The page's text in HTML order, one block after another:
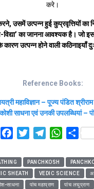
करे।
उसमें उत्पन्न हुई कुप्रवृत्तियों का
का जानना आवश्यक है। जो इस
कारण उत्पन्न होने वाली कठिनाइयाँ
Reference Books:
महाविज्ञान – पूज्य पंडित श्रीराम
साधना एवं उनकी उपलब्धियां –
c
e
b
i
t
t
l
e
g
W
a
t
s
S
a
r
e
PANCHKOSH
SHEATH VEDIC SCIENCE
साधना पांच महाप्राण
पांच लघुप्राण